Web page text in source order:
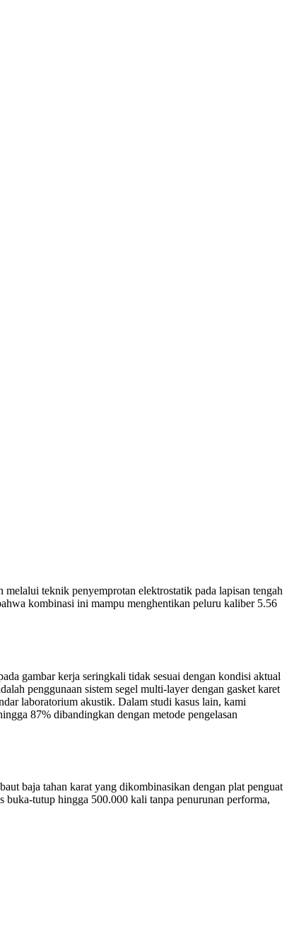
teknik penyemprotan elektrostatik pada lapisan tengah
kombinasi ini mampu menghentikan peluru kaliber 5.56
gambar kerja seringkali tidak sesuai dengan kondisi aktual
penggunaan sistem segel multi-layer dengan gasket karet
laboratorium akustik. Dalam studi kasus lain, kami
87% dibandingkan dengan metode pengelasan
baja tahan karat yang dikombinasikan dengan plat penguat
tutup hingga 500.000 kali tanpa penurunan performa,